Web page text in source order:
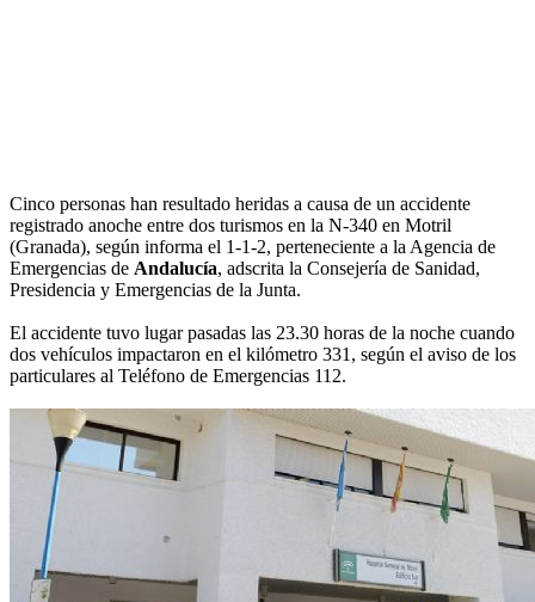
Cinco personas han resultado heridas a causa de un accidente
registrado anoche entre dos turismos en la N-340 en Motril
(Granada), según informa el 1-1-2, perteneciente a la Agencia de
Emergencias de Andalucía, adscrita la Consejería de Sanidad,
Presidencia y Emergencias de la Junta.
El accidente tuvo lugar pasadas las 23.30 horas de la noche cuando
dos vehículos impactaron en el kilómetro 331, según el aviso de los
particulares al Teléfono de Emergencias 112.